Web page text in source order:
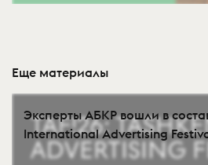
Еще материалы
Эксперты АБКР вошли в
International Advertising